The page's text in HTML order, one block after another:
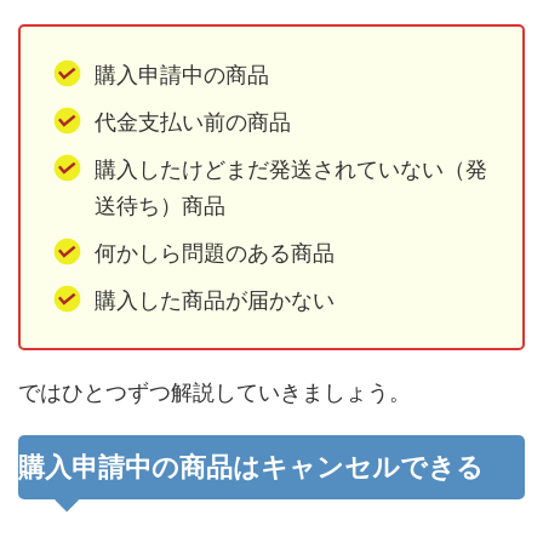
購入申請中の商品
代金支払い前の商品
購入したけどまだ発送されていない（発
送待ち）商品
何かしら問題のある商品
購入した商品が届かない
ではひとつずつ解説していきましょう。
購入申請中の商品はキャンセルできる